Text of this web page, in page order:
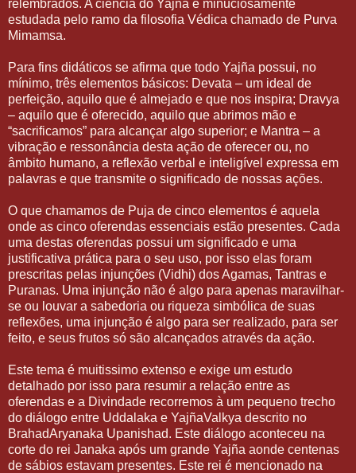
relembrados. A ciência do Yajña é minuciosamente
estudada pelo ramo da filosofia Védica chamado de Purva
Mimamsa.
Para fins didáticos se afirma que todo Yajña possui, no
mínimo, três elementos básicos: Devata – um ideal de
perfeição, aquilo que é almejado e que nos inspira; Dravya
– aquilo que é oferecido, aquilo que abrimos mão e
“sacrificamos” para alcançar algo superior; e Mantra – a
vibração e ressonância desta ação de oferecer ou, no
âmbito humano, a reflexão verbal e inteligível expressa em
palavras e que transmite o significado de nossas ações.
O que chamamos de Puja de cinco elementos é aquela
onde as cinco oferendas essenciais estão presentes. Cada
uma destas oferendas possui um significado e uma
justificativa prática para o seu uso, por isso elas foram
prescritas pelas injunções (Vidhi) dos Agamas, Tantras e
Puranas. Uma injunção não é algo para apenas maravilhar-
se ou louvar a sabedoria ou riqueza simbólica de suas
reflexões, uma injunção é algo para ser realizado, para ser
feito, e seus frutos só são alcançados através da ação.
Este tema é muitissimo extenso e exige um estudo
detalhado por isso para resumir a relação entre as
oferendas e a Divindade recorremos à um pequeno trecho
do diálogo entre Uddalaka e YajñaValkya descrito no
BrahadAryanaka Upanishad. Este diálogo aconteceu na
corte do rei Janaka após um grande Yajña aonde centenas
de sábios estavam presentes. Este rei é mencionado na